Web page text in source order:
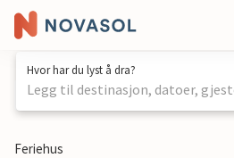
Hvor har du lyst å dra?
Legg til destinasjon, datoer,
1 / 31
Feriehus